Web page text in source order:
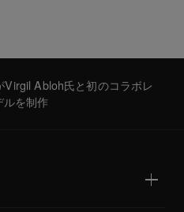
Virgil Abloh氏と初のコラボレ
ルを制作